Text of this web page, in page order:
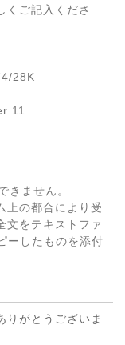
くご記入くださ
28K
11
きません。
上の都合により受
文をテキストファ
ーしたものを添付
りがとうございま